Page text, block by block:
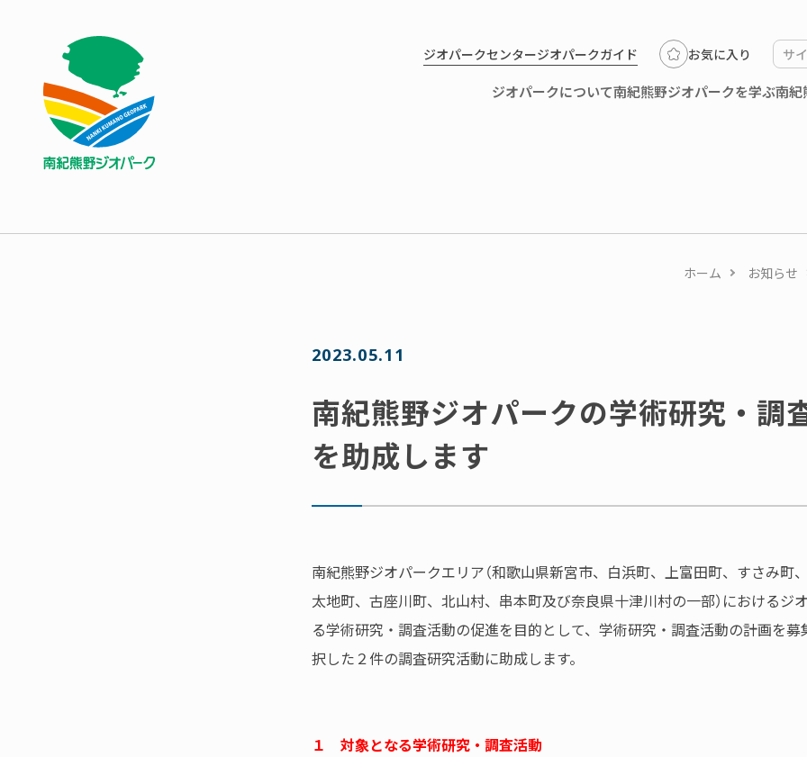
ジオパークセンタージオパークガイド お気に入り
ジオパークについて南紀熊野ジオパークを学ぶ南紀
ホーム お知らせ
2023.05.11
南紀熊野ジオパークの学術研究・調
を助成します
南紀熊野ジオパークエリア（和歌山県新宮市、白浜町、上富田町、すさみ町
太地町、古座川町、北山村、串本町及び奈良県十津川村の一部）におけるジ
る学術研究・調査活動の促進を目的として、学術研究・調査活動の計画を募
択した２件の調査研究活動に助成します。
１ 対象となる学術研究・調査活動